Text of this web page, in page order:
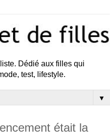
Dédié aux filles qui
test, lifestyle.
▼
était la